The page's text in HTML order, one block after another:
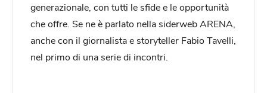
generazionale, con tutti le sfide e le opportunità
che offre. Se ne è parlato nella siderweb ARENA,
anche con il giornalista e storyteller Fabio Tavelli,
nel primo di una serie di incontri.